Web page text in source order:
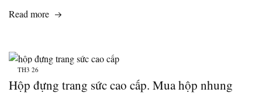
Read more
TH3 26
Hộp đựng trang sức cao cấp. Mua hộp nhung